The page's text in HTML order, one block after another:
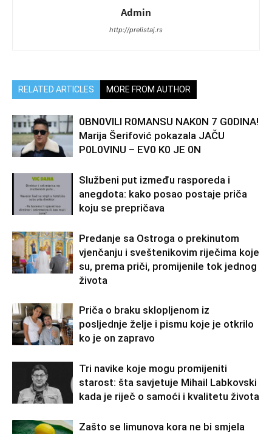
Admin
http://prelistaj.rs
RELATED ARTICLES MORE FROM AUTHOR
0BN0VlLl R0MANSU NAK0N 7 G0DlNA!
Marija Šerifović pokazala JAČU
P0L0VINU – EV0 K0 JE 0N
Službeni put između rasporeda i
anegdota: kako posao postaje priča
koju se prepričava
Predanje sa Ostroga o prekinutom
vjenčanju i sveštenikovim riječima koje
su, prema priči, promijenile tok jednog
života
Priča o braku sklopljenom iz
posljednje želje i pismu koje je otkrilo
ko je on zapravo
Tri navike koje mogu promijeniti
starost: šta savjetuje Mihail Labkovski
kada je riječ o samoći i kvalitetu života
Zašto se limunova kora ne bi smjela